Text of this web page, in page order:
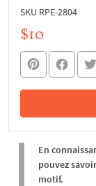
SKU RPE-2804
$10
En
pouvez
motif.